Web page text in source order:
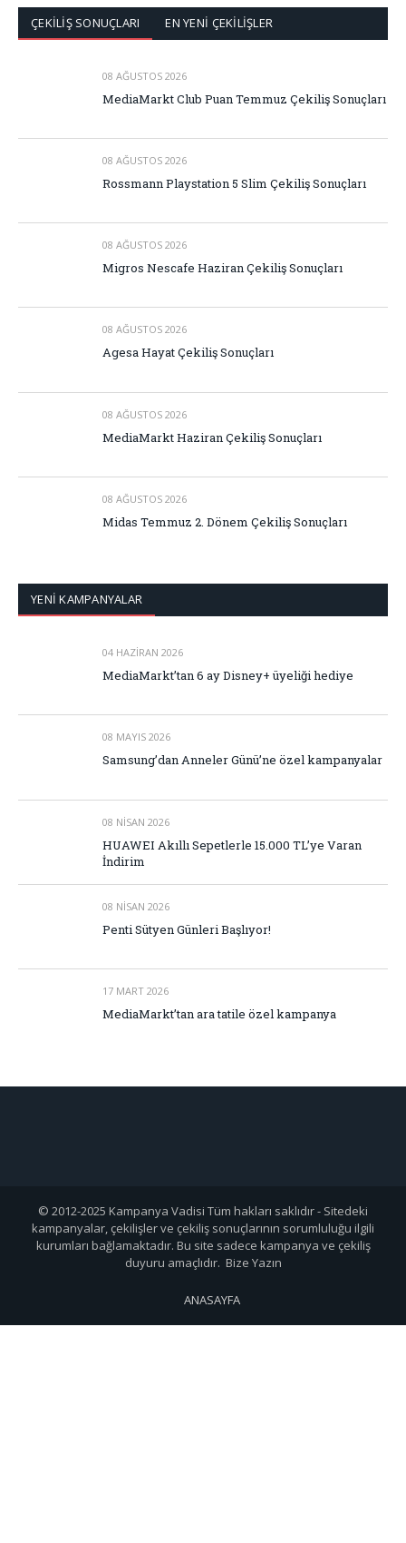
ÇEKİLİŞ SONUÇLARI EN YENİ ÇEKİLİŞLER
08 AĞUSTOS 2026
MediaMarkt Club Puan Temmuz Çekiliş Sonuçları
08 AĞUSTOS 2026
Rossmann Playstation 5 Slim Çekiliş Sonuçları
08 AĞUSTOS 2026
Migros Nescafe Haziran Çekiliş Sonuçları
08 AĞUSTOS 2026
Agesa Hayat Çekiliş Sonuçları
08 AĞUSTOS 2026
MediaMarkt Haziran Çekiliş Sonuçları
08 AĞUSTOS 2026
Midas Temmuz 2. Dönem Çekiliş Sonuçları
YENİ KAMPANYALAR
04 HAZIRAN 2026
MediaMarkt’tan 6 ay Disney+ üyeliği hediye
08 MAYIS 2026
Samsung’dan Anneler Günü’ne özel kampanyalar
08 NISAN 2026
HUAWEI Akıllı Sepetlerle 15.000 TL’ye Varan
İndirim
08 NISAN 2026
Penti Sütyen Günleri Başlıyor!
17 MART 2026
MediaMarkt’tan ara tatile özel kampanya
© 2012-2025 Kampanya Vadisi Tüm hakları saklıdır - Sitedeki
kampanyalar, çekilişler ve çekiliş sonuçlarının sorumluluğu ilgili
kurumları bağlamaktadır. Bu site sadece kampanya ve çekiliş
duyuru amaçlıdır. Bize Yazın
ANASAYFA